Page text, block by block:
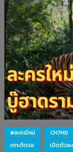
#ละครใหม่ CH7HD
เกาะติดจอ
เปิดตัวล